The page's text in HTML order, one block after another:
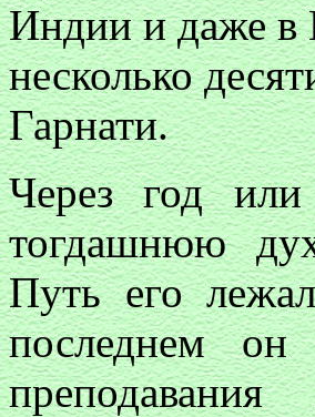
Индии и даже в
несколько
Гарнати.
Через год или
тогдашнюю
Путь его
последнем он